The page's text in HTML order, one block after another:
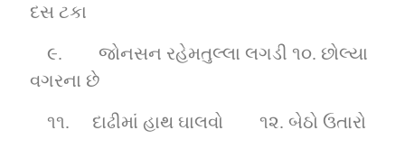
દસ ટકા
૯. જોનસન રહેમતુલ્લા લગડી ૧૦. છોલ્યા
વગરના છે
૧૧. દાઢીમાં હાથ ઘાલવો ૧૨. બેઠો ઉતારો